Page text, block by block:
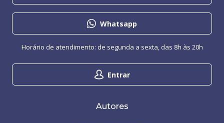
Whatsapp
Entrar
Horário de atendimento: de segunda a sexta, das 8h às 20h
Autores